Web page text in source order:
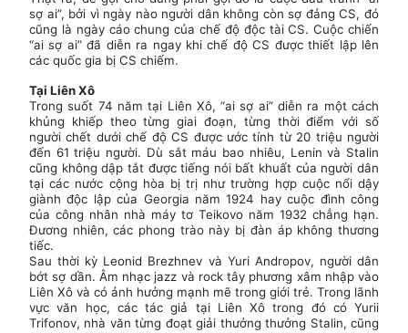
sợ ai”, bởi vì ngày nào người dân không còn sợ đảng CS, đó
cũng là ngày cáo chung của chế độ độc tài CS. Cuộc chiến
“ai sợ ai” đã diễn ra ngay khi chế độ CS được thiết lập lên
các quốc gia bị CS chiếm.
Tại Liên Xô
Trong suốt 74 năm tại Liên Xô, “ai sợ ai” diễn ra một cách
khủng khiếp theo từng giai đoạn, từng thời điểm với số
người chết dưới chế độ CS được ước tính từ 20 triệu người
đến 61 triệu người. Dù sắt máu bao nhiêu, Lenin và Stalin
cũng không dập tắt được tiếng nói bất khuất của người dân
tại các nước cộng hòa bị trị như trường hợp cuộc nổi dậy
giành độc lập của Georgia năm 1924 hay cuộc đình công
của công nhân nhà máy tơ Teikovo năm 1932 chẳng hạn.
Đương nhiên, các phong trào này bị đàn áp không thương
tiếc.
Sau thời kỳ Leonid Brezhnev và Yuri Andropov, người dân
bớt sợ dần. Âm nhạc jazz và rock tây phương xâm nhập vào
Liên Xô và có ảnh hưởng mạnh mẽ trong giới trẻ. Trong lãnh
vực văn học, các tác giả tại Liên Xô trong đó có Yurii
Trifonov, nhà văn từng đoạt giải thưởng thưởng Stalin, cũng